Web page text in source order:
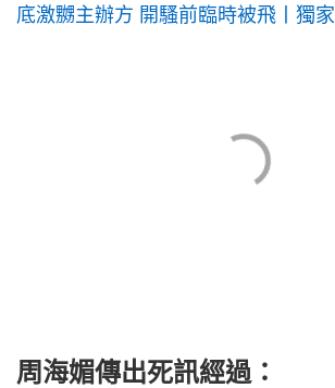
底激嬲主辦方 開騷前臨時被飛丨獨家
周海媚傳出死訊經過：